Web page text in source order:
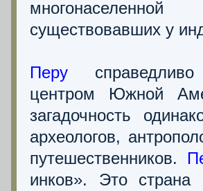
существовавших у
Перу
центром Южной
загадочность
археологов,
путешественников.
инков». Это